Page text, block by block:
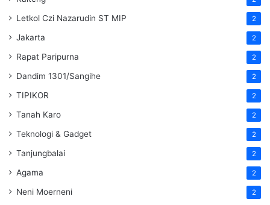
Letkol Czi Nazarudin ST MIP 2
Jakarta 2
Rapat Paripurna 2
Dandim 1301/Sangihe 2
TIPIKOR 2
Tanah Karo 2
Teknologi & Gadget 2
Tanjungbalai 2
Agama 2
Neni Moerneni 2